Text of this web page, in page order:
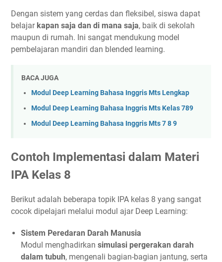
Dengan sistem yang cerdas dan fleksibel, siswa dapat
belajar kapan saja dan di mana saja, baik di sekolah
maupun di rumah. Ini sangat mendukung model
pembelajaran mandiri dan blended learning.
BACA JUGA
Modul Deep Learning Bahasa Inggris Mts Lengkap
Modul Deep Learning Bahasa Inggris Mts Kelas 789
Modul Deep Learning Bahasa Inggris Mts 7 8 9
Contoh Implementasi dalam Materi
IPA Kelas 8
Berikut adalah beberapa topik IPA kelas 8 yang sangat
cocok dipelajari melalui modul ajar Deep Learning:
Sistem Peredaran Darah Manusia
Modul menghadirkan simulasi pergerakan darah
dalam tubuh, mengenali bagian-bagian jantung, serta